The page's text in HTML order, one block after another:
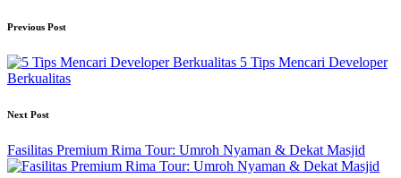
Previous Post
5 Tips Mencari Developer
Berkualitas
Next Post
Fasilitas Premium Rima Tour: Umroh Nyaman & Dekat Masjid